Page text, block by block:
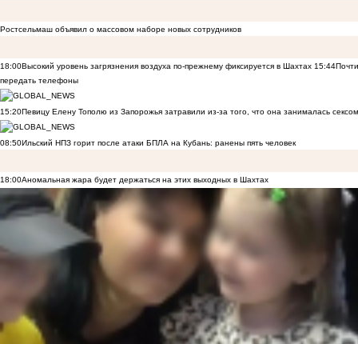
Ростсельмаш объявил о массовом наборе новых сотрудников
18:00Высокий уровень загрязнения воздуха по-прежнему фиксируется в Шахтах 15:44
передать телефоны
15:20Певицу Елену Тополю из Запорожья затравили из-за того, что она занималась
08:50Ильский НПЗ горит после атаки БПЛА на Кубань: ранены пять человек
18:00Аномальная жара будет держаться на этих выходных в Шахтах